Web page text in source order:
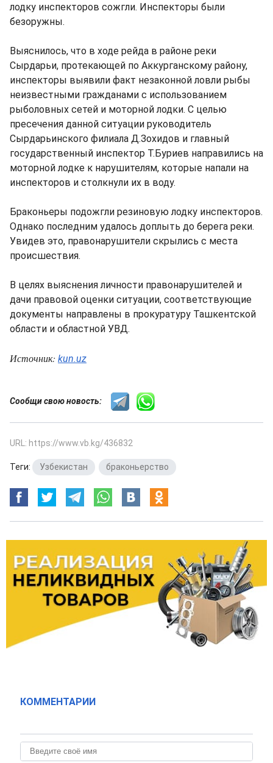
лодку инспекторов сожгли. Инспекторы были
безоружны.
Выяснилось, что в ходе рейда в районе реки
Сырдарьи, протекающей по Аккурганскому району,
инспекторы выявили факт незаконной ловли рыбы
неизвестными гражданами с использованием
рыболовных сетей и моторной лодки. С целью
пресечения данной ситуации руководитель
Сырдарьинского филиала Д.Зохидов и главный
государственный инспектор Т.Буриев направились на
моторной лодке к нарушителям, которые напали на
инспекторов и столкнули их в воду.
Браконьеры подожгли резиновую лодку инспекторов.
Однако последним удалось доплыть до берега реки.
Увидев это, правонарушители скрылись с места
происшествия.
В целях выяснения личности правонарушителей и
дачи правовой оценки ситуации, соответствующие
документы направлены в прокуратуру Ташкентской
области и областной УВД.
Источник: kun.uz
Сообщи свою новость:
URL: https://www.vb.kg/436832
Теги: Узбекистан браконьерство
КОММЕНТАРИИ